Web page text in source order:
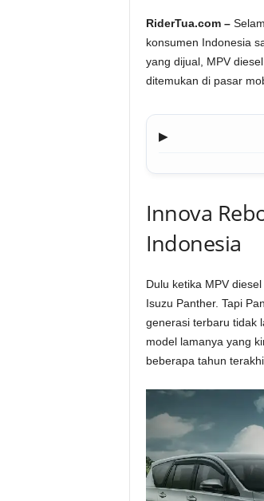
RiderTua.com –
konsumen Indonesia
yang dijual, MPV
ditemukan di pasar
▶
Innova
Indonesia
Dulu ketika MPV
Isuzu Panther. Tapi
generasi terbaru tidak
model lamanya yang
beberapa tahun